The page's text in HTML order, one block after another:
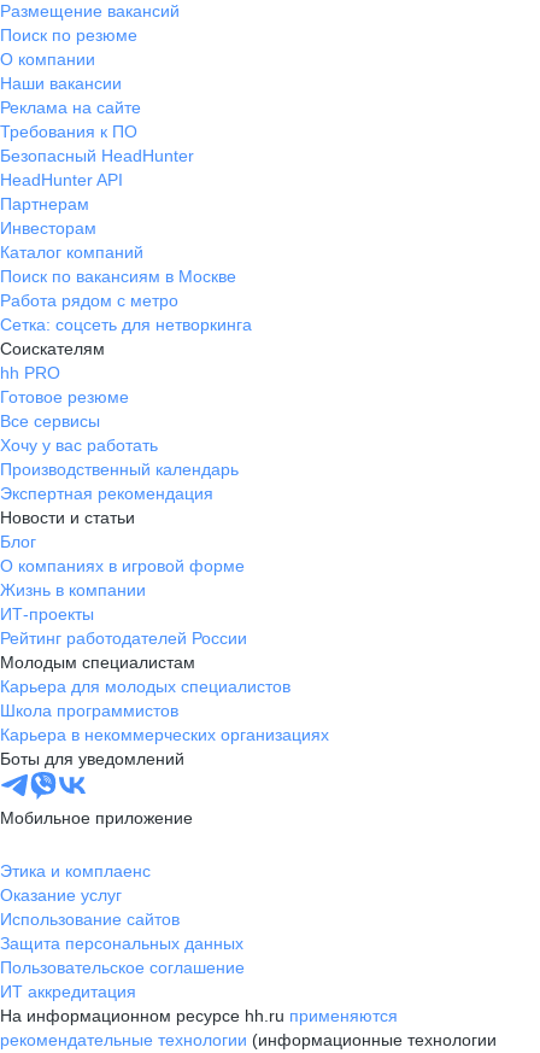
Размещение вакансий
Поиск по резюме
О компании
Наши вакансии
Реклама на сайте
Требования к ПО
Безопасный HeadHunter
HeadHunter API
Партнерам
Инвесторам
Каталог компаний
Поиск по вакансиям в Москве
Работа рядом с метро
Сетка: соцсеть для нетворкинга
Соискателям
hh PRO
Готовое резюме
Все сервисы
Хочу у вас работать
Производственный календарь
Экспертная рекомендация
Новости и статьи
Блог
О компаниях в игровой форме
Жизнь в компании
ИТ-проекты
Рейтинг работодателей России
Молодым специалистам
Карьера для молодых специалистов
Школа программистов
Карьера в некоммерческих организациях
Боты для уведомлений
Мобильное приложение
Этика и комплаенс
Оказание услуг
Использование сайтов
Защита персональных данных
Пользовательское соглашение
ИТ аккредитация
На информационном ресурсе hh.ru применяются
рекомендательные технологии (информационные технологии